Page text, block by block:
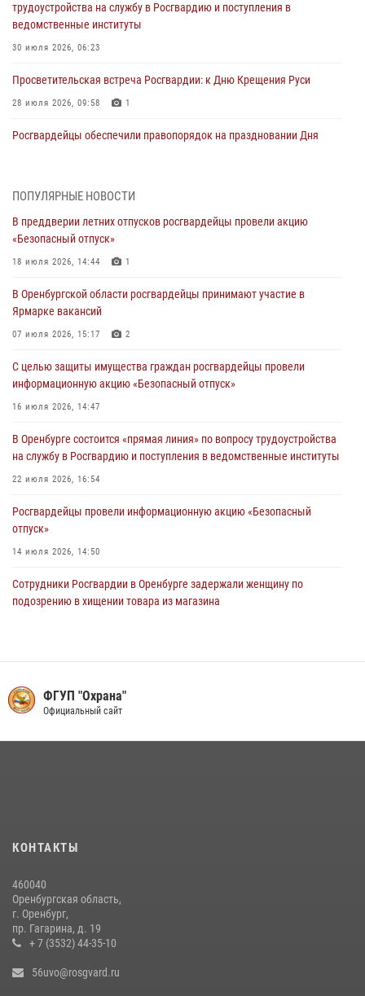
трудоустройства на службу в Росгвардию и поступления в
ведомственные институты
30 июля 2026, 06:23
Просветительская встреча Росгвардии: к Дню Крещения Руси
28 июля 2026, 09:58 1
Росгвардейцы обеспечили правопорядок на праздновании Дня
жизненной ситуации (ВИДЕО)
26 июля 2026, 10:09
образовательных учреждений к новому учебному году
24 июля 2026, 09:32
по Оренбургской области за первое полугодие 2026 года
23 июля 2026, 12:07
кражу в Орске
22 июля 2026, 17:00
ПОПУЛЯРНЫЕ НОВОСТИ
В преддверии летних отпусков росгвардейцы провели акцию
«Безопасный отпуск»
18 июля 2026, 14:44 1
В Оренбургской области росгвардейцы принимают участие в
Ярмарке вакансий
07 июля 2026, 15:17 2
С целью защиты имущества граждан росгвардейцы провели
информационную акцию «Безопасный отпуск»
16 июля 2026, 14:47
В Оренбурге состоится «прямая линия» по вопросу трудоустройства
на службу в Росгвардию и поступления в ведомственные институты
22 июля 2026, 16:54
Росгвардейцы провели информационную акцию «Безопасный
отпуск»
14 июля 2026, 14:50
Сотрудники Росгвардии в Оренбурге задержали женщину по
подозрению в хищении товара из магазина
оздоровительных лагерей
07 июля 2026, 14:58
Росгвардейцы предотвратили трагедию: спасен мужчина в тяжелой
жизненной ситуации (ВИДЕО)
26 июля 2026, 10:09
ФГУП "Охрана"
Официальный сайт
КОНТАКТЫ
460040
Оренбургская область,
г. Оренбург,
пр. Гагарина, д. 19
+ 7 (3532) 44-35-10
56uvo@rosgvard.ru